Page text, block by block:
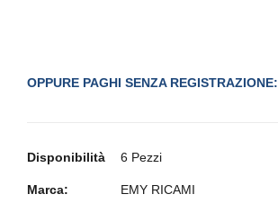
OPPURE PAGHI SENZA REGISTRAZIONE:
Disponibilità 6 Pezzi
Marca: EMY RICAMI